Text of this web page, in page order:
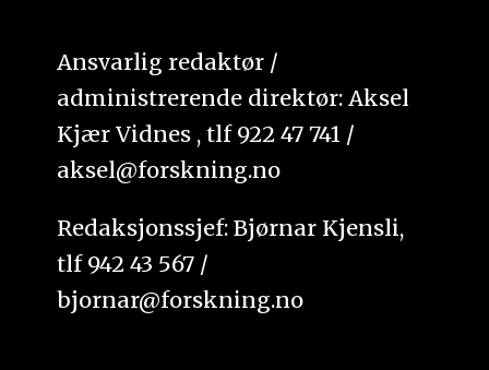
Ansvarlig redaktør /
administrerende direktør: Aksel
Kjær Vidnes , tlf 922 47 741 /
aksel@forskning.no
Redaksjonssjef: Bjørnar Kjensli,
tlf 942 43 567 /
bjornar@forskning.no